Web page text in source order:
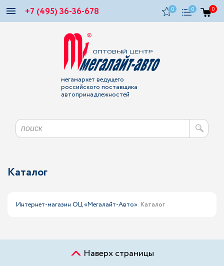
+7 (495) 36-36-678 0 0 0
мегамаркет ведущего
российского поставщика
автопринадлежностей
Каталог
Интернет-магазин ОЦ «Мегалайт-Авто» Каталог
Наверх страницы